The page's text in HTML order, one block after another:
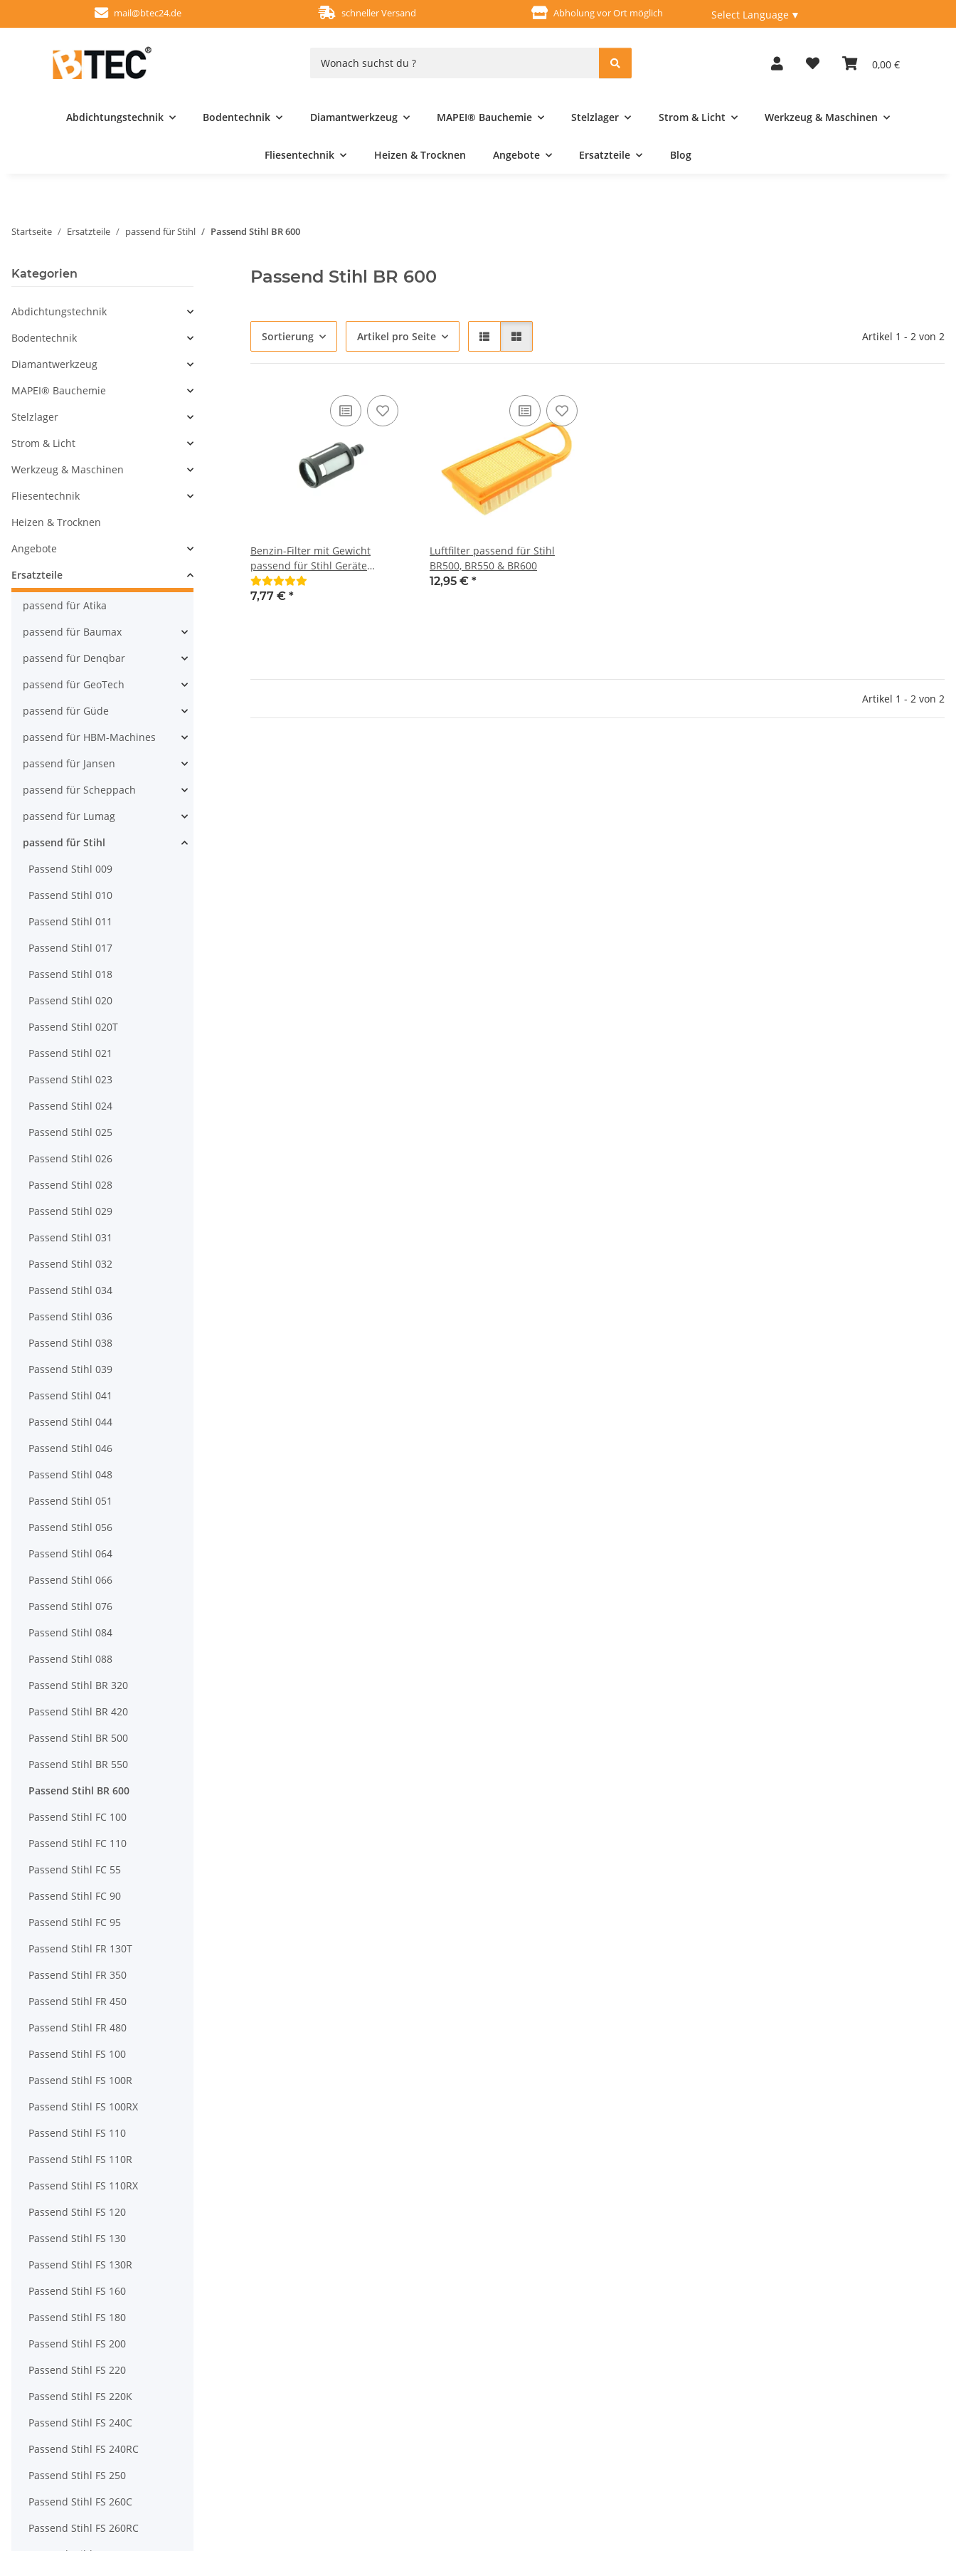
mail@btec24.de schneller Versand Abholung vor Ort möglich Fachberatung unter
Select Language ▼
0,00 €
Abdichtungstechnik Bodentechnik Diamantwerkzeug MAPEI® Bauchemie Stelzlager Strom & Licht Werkzeug & Maschinen
Fliesentechnik Heizen & Trocknen Angebote Ersatzteile Blog
Startseite Ersatzteile passend für Stihl Passend Stihl BR 600
Passend Stihl BR 600
Sortierung Artikel pro Seite Artikel 1 - 2 von 2
Benzin-Filter mit Gewicht
passend für Stihl Geräte
Aufnahme 5 mm
7,77 € *
Luftfilter passend für Stihl
BR500, BR550 & BR600
12,95 € *
Artikel 1 - 2 von 2
Kategorien
Abdichtungstechnik
Bodentechnik
Diamantwerkzeug
MAPEI® Bauchemie
Stelzlager
Strom & Licht
Werkzeug & Maschinen
Fliesentechnik
Heizen & Trocknen
Angebote
Ersatzteile
passend für Atika
passend für Baumax
passend für Denqbar
passend für GeoTech
passend für Güde
passend für HBM-Machines
passend für Jansen
passend für Scheppach
passend für Lumag
passend für Stihl
Passend Stihl 009
Passend Stihl 010
Passend Stihl 011
Passend Stihl 017
Passend Stihl 018
Passend Stihl 020
Passend Stihl 020T
Passend Stihl 021
Passend Stihl 023
Passend Stihl 024
Passend Stihl 025
Passend Stihl 026
Passend Stihl 028
Passend Stihl 029
Passend Stihl 031
Passend Stihl 032
Passend Stihl 034
Passend Stihl 036
Passend Stihl 038
Passend Stihl 039
Passend Stihl 041
Passend Stihl 044
Passend Stihl 046
Passend Stihl 048
Passend Stihl 051
Passend Stihl 056
Passend Stihl 064
Passend Stihl 066
Passend Stihl 076
Passend Stihl 084
Passend Stihl 088
Passend Stihl BR 320
Passend Stihl BR 420
Passend Stihl BR 500
Passend Stihl BR 550
Passend Stihl BR 600
Passend Stihl FC 100
Passend Stihl FC 110
Passend Stihl FC 55
Passend Stihl FC 90
Passend Stihl FC 95
Passend Stihl FR 130T
Passend Stihl FR 350
Passend Stihl FR 450
Passend Stihl FR 480
Passend Stihl FS 100
Passend Stihl FS 100R
Passend Stihl FS 100RX
Passend Stihl FS 110
Passend Stihl FS 110R
Passend Stihl FS 110RX
Passend Stihl FS 120
Passend Stihl FS 130
Passend Stihl FS 130R
Passend Stihl FS 160
Passend Stihl FS 180
Passend Stihl FS 200
Passend Stihl FS 220
Passend Stihl FS 220K
Passend Stihl FS 240C
Passend Stihl FS 240RC
Passend Stihl FS 250
Passend Stihl FS 260C
Passend Stihl FS 260RC